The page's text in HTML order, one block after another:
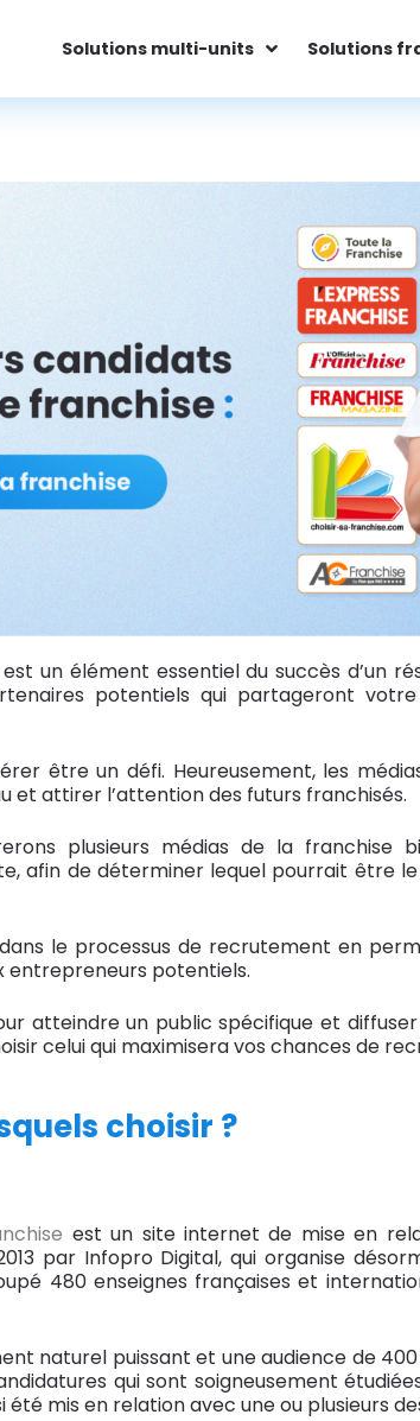
Solutions multi-units Solutions
un élément essentiel du succès d’un
potentiels qui partageront
être un défi. Heureusement, les
et attirer l’attention des futurs franchisés.
plusieurs médias de la franchise
afin de déterminer lequel pourrait être
le processus de recrutement en
entrepreneurs potentiels.
atteindre un public spécifique et
celui qui maximisera vos chances de
choisir ?
est un site internet de mise en
par Infopro Digital, qui organise
480 enseignes françaises et
naturel puissant et une audience de
qui sont soigneusement
été mis en relation avec une ou plusieurs